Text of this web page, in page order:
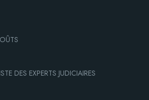
DES EXPERTS JUDICIAIRES